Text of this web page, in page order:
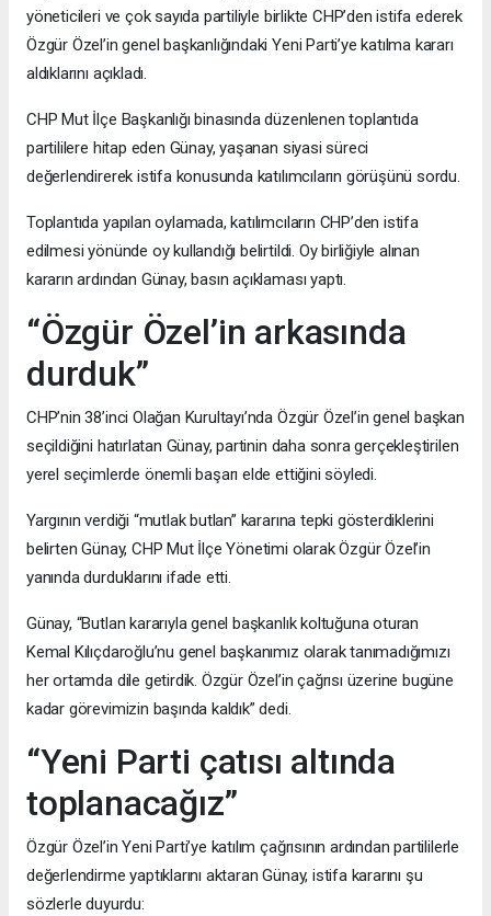
yöneticileri ve çok sayıda partiliyle birlikte CHP’den istifa ederek
Özgür Özel’in genel başkanlığındaki Yeni Parti’ye katılma kararı
aldıklarını açıkladı.
CHP Mut İlçe Başkanlığı binasında düzenlenen toplantıda
partililere hitap eden Günay, yaşanan siyasi süreci
değerlendirerek istifa konusunda katılımcıların görüşünü sordu.
Toplantıda yapılan oylamada, katılımcıların CHP’den istifa
edilmesi yönünde oy kullandığı belirtildi. Oy birliğiyle alınan
kararın ardından Günay, basın açıklaması yaptı.
“Özgür Özel’in arkasında
durduk”
CHP’nin 38’inci Olağan Kurultayı’nda Özgür Özel’in genel başkan
seçildiğini hatırlatan Günay, partinin daha sonra gerçekleştirilen
yerel seçimlerde önemli başarı elde ettiğini söyledi.
Yargının verdiği “mutlak butlan” kararına tepki gösterdiklerini
belirten Günay, CHP Mut İlçe Yönetimi olarak Özgür Özel’in
yanında durduklarını ifade etti.
Günay, “Butlan kararıyla genel başkanlık koltuğuna oturan
Kemal Kılıçdaroğlu’nu genel başkanımız olarak tanımadığımızı
her ortamda dile getirdik. Özgür Özel’in çağrısı üzerine bugüne
kadar görevimizin başında kaldık” dedi.
“Yeni Parti çatısı altında
toplanacağız”
Özgür Özel’in Yeni Parti’ye katılım çağrısının ardından partililerle
değerlendirme yaptıklarını aktaran Günay, istifa kararını şu
sözlerle duyurdu: